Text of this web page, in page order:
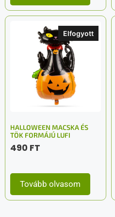
Elfogyott
HALLOWEEN MACSKA ÉS
TÖK FORMÁJÚ LUFI
490 FT
Tovább olvasom